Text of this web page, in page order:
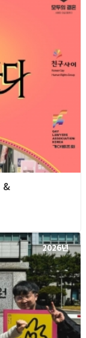
&
2026년